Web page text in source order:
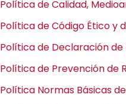
Política de Calidad,
Política de Código Ético y
Política de Declaración de
Política de Prevención de
Política Normas Básicas